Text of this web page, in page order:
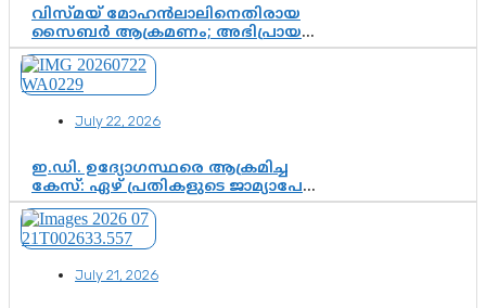
വിസ്മയ് മോഹൻലാലിനെതിരായ
സൈബർ ആക്രമണം; അഭിപ്രായ
സ്വാതന്ത്ര്യത്തെ നിശ്ശബ്ദമാക്കുന്ന
ഡിജിറ്റൽ ഗുണ്ടായിസത്തിന് അറുതി
വേണം
July 22, 2026
ഇ.ഡി. ഉദ്യോഗസ്ഥരെ ആക്രമിച്ച
കേസ്: ഏഴ് പ്രതികളുടെ ജാമ്യാപേക്ഷ
വീണ്ടും തള്ളി; അന്വേഷണം തുടരാൻ
കോടതി അനുമതി
July 21, 2026